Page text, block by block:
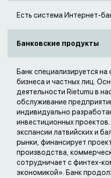
Есть система Интернет-
Банковские продукты
Банк специализируется на
бизнеса и частных лиц.
деятельности Rietumu в
обслуживание
индивидуально
инвестиционных
экспансии латвийских и
рынки, финансирует
производства,
сотрудничает с финтех-
экономикой». Банк